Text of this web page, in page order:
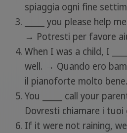
spiaggia ogni fine
_____ you please help
→ Potresti per favore
When I was a child, I
well. → Quando ero
il pianoforte molto bene.
You _____ call your
Dovresti chiamare i
If it were not raining, we